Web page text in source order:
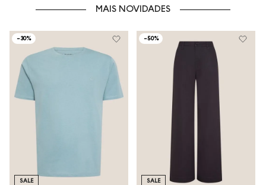
MAIS NOVIDADES
-30%
SALE
-50%
SALE